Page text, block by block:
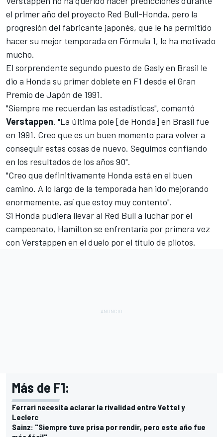
el primer año del proyecto Red Bull-Honda, pero la
progresión del fabricante japonés, que le ha permitido
hacer su mejor temporada en Fórmula 1, le ha motivado
mucho.
El sorprendente segundo puesto de Gasly en Brasil le
dio a Honda su primer doblete en F1 desde el Gran
Premio de Japón de 1991.
"Siempre me recuerdan las estadísticas", comentó
Verstappen. "La última pole [de Honda] en Brasil fue
en 1991. Creo que es un buen momento para volver a
conseguir estas cosas de nuevo. Seguimos confiando
en los resultados de los años 90".
"Creo que definitivamente Honda está en el buen
camino. A lo largo de la temporada han ido mejorando
enormemente, así que estoy muy contento".
Si Honda pudiera llevar al Red Bull a luchar por el
campeonato, Hamilton se enfrentaría por primera vez
con Verstappen en el duelo por el título de pilotos.
Más de F1:
Ferrari necesita aclarar la rivalidad entre Vettel y
Leclerc
Sainz: "Siempre tuve prisa por rendir, pero este año fue